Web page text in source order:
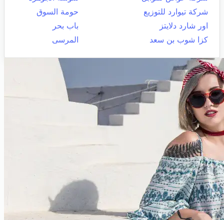
شركة تيوارد للتوزيع
حومة السوق
اور شارد دلايتز
باب بحر
كزا شوب بن سعد
المرسى